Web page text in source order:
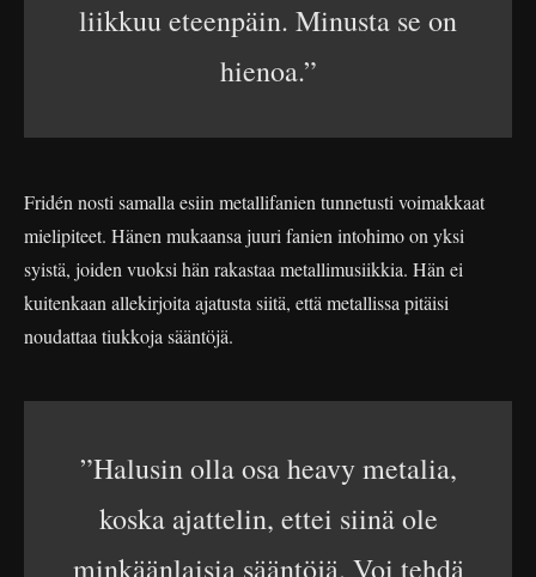
liikkuu eteenpäin. Minusta se on
hienoa.”
Fridén nosti samalla esiin metallifanien tunnetusti voimakkaat
mielipiteet. Hänen mukaansa juuri fanien intohimo on yksi
syistä, joiden vuoksi hän rakastaa metallimusiikkia. Hän ei
kuitenkaan allekirjoita ajatusta siitä, että metallissa pitäisi
noudattaa tiukkoja sääntöjä.
”Halusin olla osa heavy metalia,
koska ajattelin, ettei siinä ole
minkäänlaisia sääntöjä. Voi tehdä